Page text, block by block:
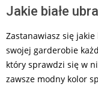
Jakie białe
Zastanawiasz się jakie
swojej garderobie
który sprawdzi się w
zawsze modny kolor